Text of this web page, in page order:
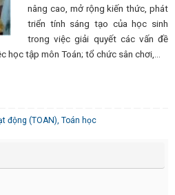
nâng cao, mở rộng kiến thức, phát
triển tính sáng tạo của học sinh
trong việc giải quyết các vấn đề
học tập môn Toán; tổ chức sân chơi,…
động (TOAN) ,Toán học